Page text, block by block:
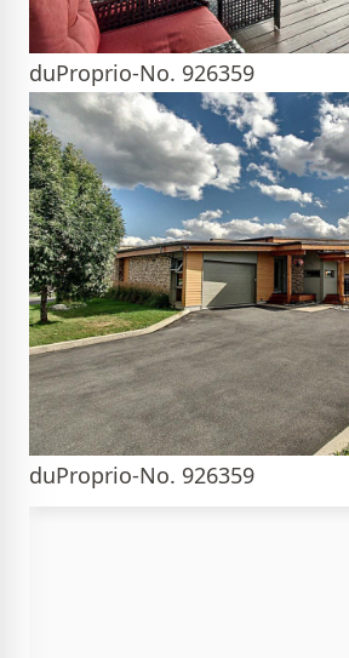
duProprio-No. 926359
duProprio-No. 926359